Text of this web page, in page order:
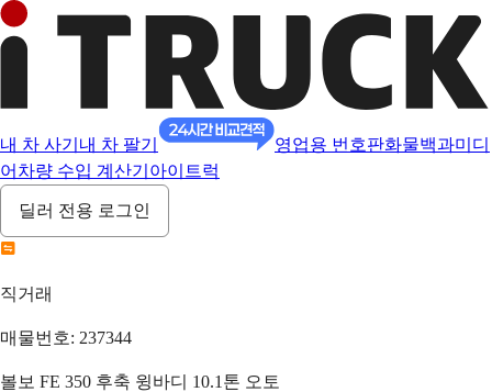
내 차 사기 내 차 팔기 영업용 번호판화물백과미디
어 차량 수입 계산기 아이트럭
딜러 전용 로그인
직거래
매물번호: 237344
볼보 FE 350 후축 윙바디 10.1톤 오토